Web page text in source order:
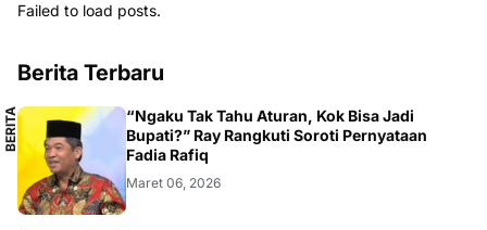
Failed to load posts.
Berita Terbaru
B
E
R
I
T
A
L
O
K
AL
“Ngaku Tak Tahu Aturan, Kok Bisa Jadi
Bupati?” Ray Rangkuti Soroti Pernyataan
Fadia Rafiq
Maret 06, 2026